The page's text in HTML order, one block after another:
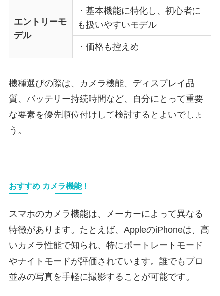
エントリーモ
デル
・基本機能に特化し、初心者に
も扱いやすいモデル
・価格も控えめ
機種選びの際は、カメラ機能、ディスプレイ品
質、バッテリー持続時間など、自分にとって重要
な要素を優先順位付けして検討するとよいでしょ
う。
おすすめ カメラ機能！
スマホのカメラ機能は、メーカーによって異なる
特徴があります。たとえば、AppleのiPhoneは、高
いカメラ性能で知られ、特にポートレートモード
やナイトモードが評価されています。誰でもプロ
並みの写真を手軽に撮影することが可能です。